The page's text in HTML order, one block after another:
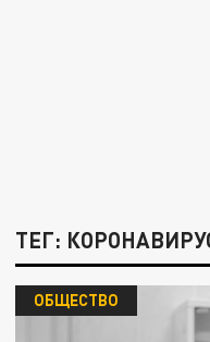
ТЕГ:
ОБЩЕСТВО